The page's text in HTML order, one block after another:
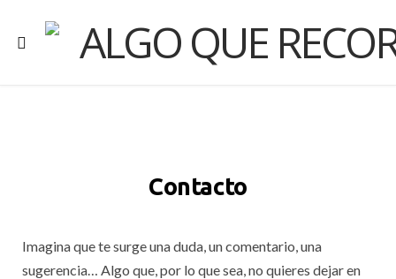
Contacto
Imagina que te surge una duda, un comentario, una
sugerencia… Algo que, por lo que sea, no quieres dejar en